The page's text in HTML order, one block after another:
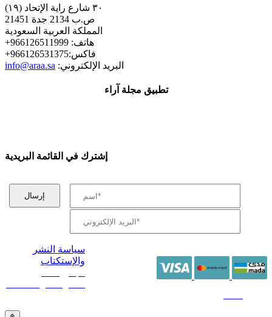
٣٠ شارع راية الإتحاد (١٩)
ص.ب 2134 جدة 21451
المملكة العربية السعودية
+هاتف: 966126511999
+فاكس:966126531375
info@araa.sa :البريد الإلكتروني
تطبيق مجلة آراء
إشترك في القائمة البريدية
سياسة النشر
والإستكتاب